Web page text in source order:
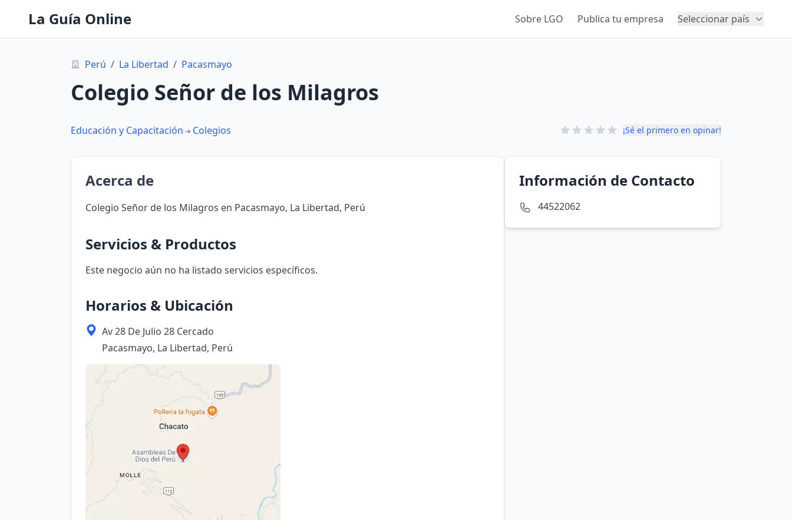
La Guía Online Sobre LGO Publica tu empresa Seleccionar país
Perú / La Libertad / Pacasmayo
Colegio Señor de los Milagros
Educación y Capacitación Colegios ¡Sé el primero en opinar!
Acerca de
Colegio Señor de los Milagros en Pacasmayo, La Libertad, Perú
Servicios & Productos
Este negocio aún no ha listado servicios específicos.
Horarios & Ubicación
Av 28 De Julio 28 Cercado
Pacasmayo, La Libertad, Perú
Información de Contacto
44522062